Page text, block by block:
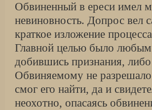
Обвиненный в ереси имел
невиновность. Допрос вел
краткое изложение
Главной целью было
добившись признания, либо
Обвиняемому не
смог его найти, да и
неохотно, опасаясь